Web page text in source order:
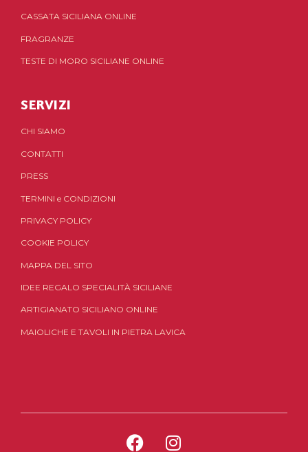
CASSATA SICILIANA ONLINE
FRAGRANZE
TESTE DI MORO SICILIANE ONLINE
SERVIZI
CHI SIAMO
CONTATTI
PRESS
TERMINI e CONDIZIONI
PRIVACY POLICY
COOKIE POLICY
MAPPA DEL SITO
IDEE REGALO SPECIALITÀ SICILIANE
ARTIGIANATO SICILIANO ONLINE
MAIOLICHE E TAVOLI IN PIETRA LAVICA